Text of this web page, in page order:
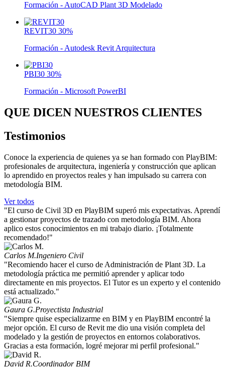
Formación - AutoCAD Plant 3D Modelado
REVIT30 30%
Formación - Autodesk Revit Arquitectura
PBI30 30%
Formación - Microsoft PowerBI
QUE DICEN NUESTROS CLIENTES
Testimonios
Conoce la experiencia de quienes ya se han formado con PlayBIM:
profesionales de arquitectura, ingeniería y construcción que aplican
lo aprendido en proyectos reales y han impulsado su carrera con
metodología BIM.
Ver todos
"El curso de Civil 3D en PlayBIM superó mis expectativas. Aprendí
a gestionar proyectos de trazado con metodología BIM. Ahora
aplico estos conocimientos en mi trabajo diario. ¡Totalmente
recomendado!"
Carlos M.Ingeniero Civil
"Recomiendo hacer el curso de Administración de Plant 3D. La
metodología práctica me permitió aprender y aplicar todo
directamente en mis proyectos. El Tutor es un experto y el contenido
está actualizado."
Gaura G.Proyectista Industrial
"Siempre quise especializarme en BIM y en PlayBIM encontré la
mejor opción. El curso de Revit me dio una visión completa del
modelado y la gestión de proyectos en entornos colaborativos.
Gracias a esta formación, logré mejorar mi perfil profesional."
David R.Coordinador BIM